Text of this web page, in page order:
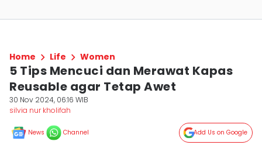
Home Life Women
5 Tips Mencuci dan Merawat Kapas
Reusable agar Tetap Awet
30 Nov 2024, 06:16 WIB
silvia nur kholifah
News Channel Add Us on Google